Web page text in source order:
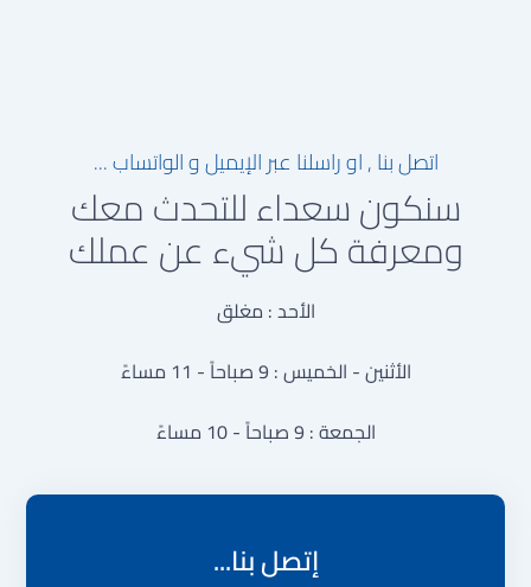
إتصل بنا...
اتصل بنا , او راسلنا عبر الإيميل و الواتساب ...
سنكون سعداء للتحدث معك
ومعرفة كل شيء عن عملك
الأحد : مغلق
الأثنين - الخميس : 9 صباحاً - 11 مساءً
الجمعة : 9 صباحاً - 10 مساءً